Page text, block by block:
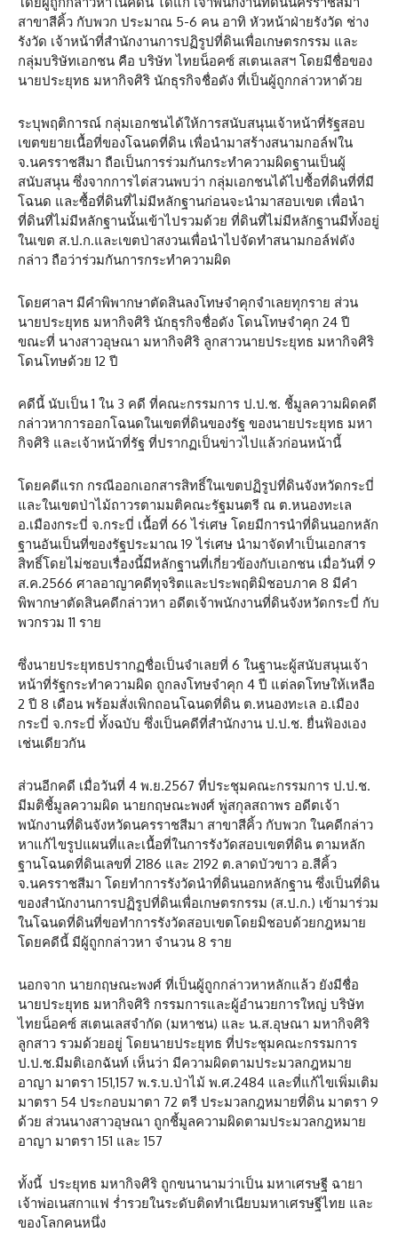
สาขาสีคิ้ว กับพวก ประมาณ 5-6 คน อาทิ หัวหน้าฝ่ายรังวัด ช่าง
รังวัด เจ้าหน้าที่สำนักงานการปฏิรูปที่ดินเพื่อเกษตรกรรม และ
กลุ่มบริษัทเอกชน คือ บริษัท ไทยน็อคซ์ สเตนเลสฯ โดยมีชื่อของ
นายประยุทธ มหากิจศิริ นักธุรกิจชื่อดัง ที่เป็นผู้ถูกกล่าวหาด้วย
ระบุพฤติการณ์ กลุ่มเอกชนได้ให้การสนับสนุนเจ้าหน้าที่รัฐสอบ
เขตขยายเนื้อที่ของโฉนดที่ดิน เพื่อนำมาสร้างสนามกอล์ฟใน
จ.นครราชสีมา ถือเป็นการร่วมกันกระทำความผิดฐานเป็นผู้
สนับสนุน ซึ่งจากการไต่สวนพบว่า กลุ่มเอกชนได้ไปซื้อที่ดินที่ที่มี
โฉนด และซื้อที่ดินที่ไม่มีหลักฐานก่อนจะนำมาสอบเขต เพื่อนำ
ที่ดินที่ไม่มีหลักฐานนั้นเข้าไปรวมด้วย ที่ดินที่ไม่มีหลักฐานมีทั้งอยู่
ในเขต ส.ป.ก.และเขตป่าสงวนเพื่อนำไปจัดทำสนามกอล์ฟดัง
กล่าว ถือว่าร่วมกันการกระทำความผิด
โดยศาลฯ มีคำพิพากษาตัดสินลงโทษจำคุกจำเลยทุกราย ส่วน
นายประยุทธ มหากิจศิริ นักธุรกิจชื่อดัง โดนโทษจำคุก 24 ปี
ขณะที่ นางสาวอุษณา มหากิจศิริ ลูกสาวนายประยุทธ มหากิจศิริ
โดนโทษด้วย 12 ปี
คดีนี้ นับเป็น 1 ใน 3 คดี ที่คณะกรรมการ ป.ป.ช. ชี้มูลความผิดคดี
กล่าวหาการออกโฉนดในเขตที่ดินของรัฐ ของนายประยุทธ มหา
กิจศิริ และเจ้าหน้าที่รัฐ ที่ปรากฏเป็นข่าวไปแล้วก่อนหน้านี้
โดยคดีแรก กรณีออกเอกสารสิทธิ์ในเขตปฏิรูปที่ดินจังหวัดกระบี่
และในเขตป่าไม้ถาวรตามมติคณะรัฐมนตรี ณ ต.หนองทะเล
อ.เมืองกระบี่ จ.กระบี่ เนื้อที่ 66 ไร่เศษ โดยมีการนำที่ดินนอกหลัก
ฐานอันเป็นที่ของรัฐประมาณ 19 ไร่เศษ นำมาจัดทำเป็นเอกสาร
สิทธิ์โดยไม่ชอบเรื่องนี้มีหลักฐานที่เกี่ยวข้องกับเอกชน เมื่อวันที่ 9
ส.ค.2566 ศาลอาญาคดีทุจริตและประพฤติมิชอบภาค 8 มีคำ
พิพากษาตัดสินคดีกล่าวหา อดีตเจ้าพนักงานที่ดินจังหวัดกระบี่ กับ
พวกรวม 11 ราย
ซึ่งนายประยุทธปรากฏชื่อเป็นจำเลยที่ 6 ในฐานะผู้สนับสนุนเจ้า
หน้าที่รัฐกระทำความผิด ถูกลงโทษจำคุก 4 ปี แต่ลดโทษให้เหลือ
2 ปี 8 เดือน พร้อมสั่งเพิกถอนโฉนดที่ดิน ต.หนองทะเล อ.เมือง
กระบี่ จ.กระบี่ ทั้งฉบับ ซึ่งเป็นคดีที่สำนักงาน ป.ป.ช. ยื่นฟ้องเอง
เช่นเดียวกัน
ส่วนอีกคดี เมื่อวันที่ 4 พ.ย.2567 ที่ประชุมคณะกรรมการ ป.ป.ช.
มีมติชี้มูลความผิด นายกฤษณะพงศ์ พู่สกุลสถาพร อดีตเจ้า
พนักงานที่ดินจังหวัดนครราชสีมา สาขาสีคิ้ว กับพวก ในคดีกล่าว
หาแก้ไขรูปแผนที่และเนื้อที่ในการรังวัดสอบเขตที่ดิน ตามหลัก
ฐานโฉนดที่ดินเลขที่ 2186 และ 2192 ต.ลาดบัวขาว อ.สีคิ้ว
จ.นครราชสีมา โดยทำการรังวัดนำที่ดินนอกหลักฐาน ซึ่งเป็นที่ดิน
ของสำนักงานการปฏิรูปที่ดินเพื่อเกษตรกรรม (ส.ป.ก.) เข้ามาร่วม
ในโฉนดที่ดินที่ขอทำการรังวัดสอบเขตโดยมิชอบด้วยกฎหมาย
โดยคดีนี้ มีผู้ถูกกล่าวหา จำนวน 8 ราย
นอกจาก นายกฤษณะพงศ์ ที่เป็นผู้ถูกกล่าวหาหลักแล้ว ยังมีชื่อ
นายประยุทธ มหากิจศิริ กรรมการและผู้อำนวยการใหญ่ บริษัท
ไทยน็อคซ์ สเตนเลสจำกัด (มหาชน) และ น.ส.อุษณา มหากิจศิริ
ลูกสาว รวมด้วยอยู่ โดยนายประยุทธ ที่ประชุมคณะกรรมการ
ป.ป.ช.มีมติเอกฉันท์ เห็นว่า มีความผิดตามประมวลกฎหมาย
อาญา มาตรา 151,157 พ.ร.บ.ป่าไม้ พ.ศ.2484 และที่แก้ไขเพิ่มเติม
มาตรา 54 ประกอบมาตา 72 ตรี ประมวลกฎหมายที่ดิน มาตรา 9
ด้วย ส่วนนางสาวอุษณา ถูกชี้มูลความผิดตามประมวลกฎหมาย
อาญา มาตรา 151 และ 157
ทั้งนี้ ประยุทธ มหากิจศิริ ถูกขนานามว่าเป็น มหาเศรษฐี ฉายา
เจ้าพ่อเนสกาแฟ ร่ำรวยในระดับติดทำเนียบมหาเศรษฐีไทย และ
ของโลกคนหนึ่ง